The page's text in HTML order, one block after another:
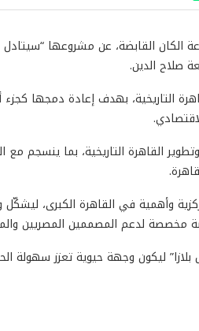
الكان القابضة، عن مشروعها
صلاح الدين.
التاريخية، بهدف إعادة دمجها
القاهرة التاريخية، بما ينسجم مع
وأهمية في القاهرة الكبرى،
مخصصة لدعم المصممين المصريين
صُمم “سيتادل بلازا” ليكون وجهة حيوية تعزز